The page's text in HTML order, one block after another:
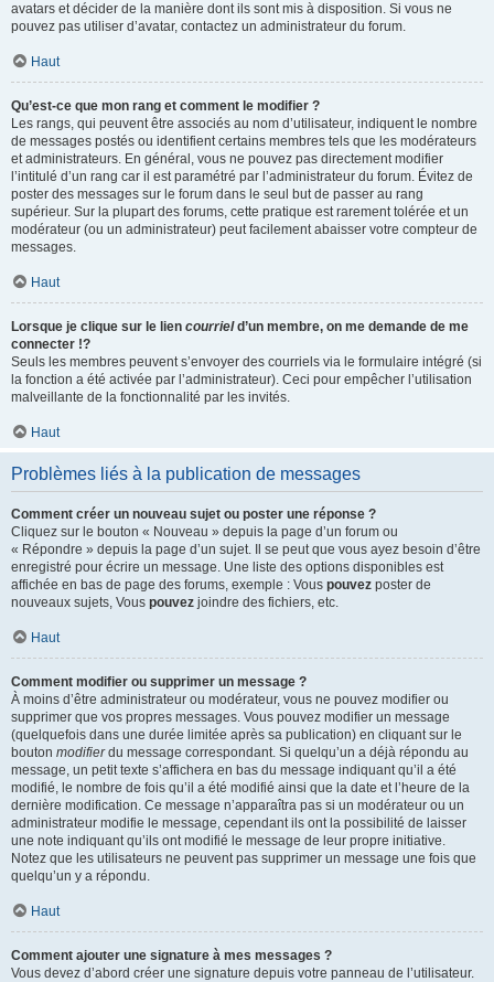
avatars et décider de la manière dont ils sont mis à disposition. Si vous ne
pouvez pas utiliser d’avatar, contactez un administrateur du forum.
Haut
Qu’est-ce que mon rang et comment le modifier ?
Les rangs, qui peuvent être associés au nom d’utilisateur, indiquent le nombre
de messages postés ou identifient certains membres tels que les modérateurs
et administrateurs. En général, vous ne pouvez pas directement modifier
l’intitulé d’un rang car il est paramétré par l’administrateur du forum. Évitez de
poster des messages sur le forum dans le seul but de passer au rang
supérieur. Sur la plupart des forums, cette pratique est rarement tolérée et un
modérateur (ou un administrateur) peut facilement abaisser votre compteur de
messages.
Haut
Lorsque je clique sur le lien courrield’un membre, on me demande de me
connecter !?
Seuls les membres peuvent s’envoyer des courriels via le formulaire intégré (si
la fonction a été activée par l’administrateur). Ceci pour empêcher l’utilisation
malveillante de la fonctionnalité par les invités.
Haut
Problèmes liés à la publication de messages
Comment créer un nouveau sujet ou poster une réponse ?
Cliquez sur le bouton « Nouveau » depuis la page d’un forum ou
« Répondre » depuis la page d’un sujet. Il se peut que vous ayez besoin d’être
enregistré pour écrire un message. Une liste des options disponibles est
affichée en bas de page des forums, exemple : Vous pouvez poster de
nouveaux sujets, Vous pouvez joindre des fichiers, etc.
Haut
Comment modifier ou supprimer un message ?
À moins d’être administrateur ou modérateur, vous ne pouvez modifier ou
supprimer que vos propres messages. Vous pouvez modifier un message
(quelquefois dans une durée limitée après sa publication) en cliquant sur le
bouton modifierdu message correspondant. Si quelqu’un a déjà répondu au
message, un petit texte s’affichera en bas du message indiquant qu’il a été
modifié, le nombre de fois qu’il a été modifié ainsi que la date et l’heure de la
dernière modification. Ce message n’apparaîtra pas si un modérateur ou un
administrateur modifie le message, cependant ils ont la possibilité de laisser
une note indiquant qu’ils ont modifié le message de leur propre initiative.
Notez que les utilisateurs ne peuvent pas supprimer un message une fois que
quelqu’un y a répondu.
Haut
Comment ajouter une signature à mes messages ?
Vous devez d’abord créer une signature depuis votre panneau de l’utilisateur.